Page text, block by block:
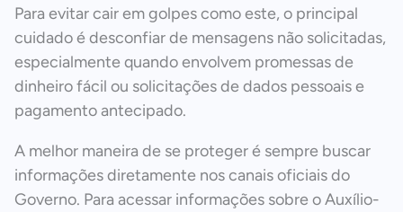
Para evitar cair em golpes como este, o principal
cuidado é desconfiar de mensagens não solicitadas,
especialmente quando envolvem promessas de
dinheiro fácil ou solicitações de dados pessoais e
pagamento antecipado.
A melhor maneira de se proteger é sempre buscar
informações diretamente nos canais oficiais do
Governo. Para acessar informações sobre o Auxílio-